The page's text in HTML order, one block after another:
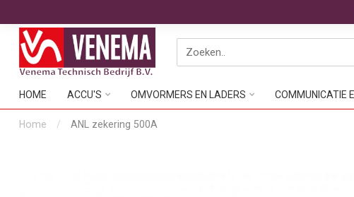
HOME ACCU'S OMVORMERS EN LADERS COMMUNICATIE
Home / ANL zekering 500A